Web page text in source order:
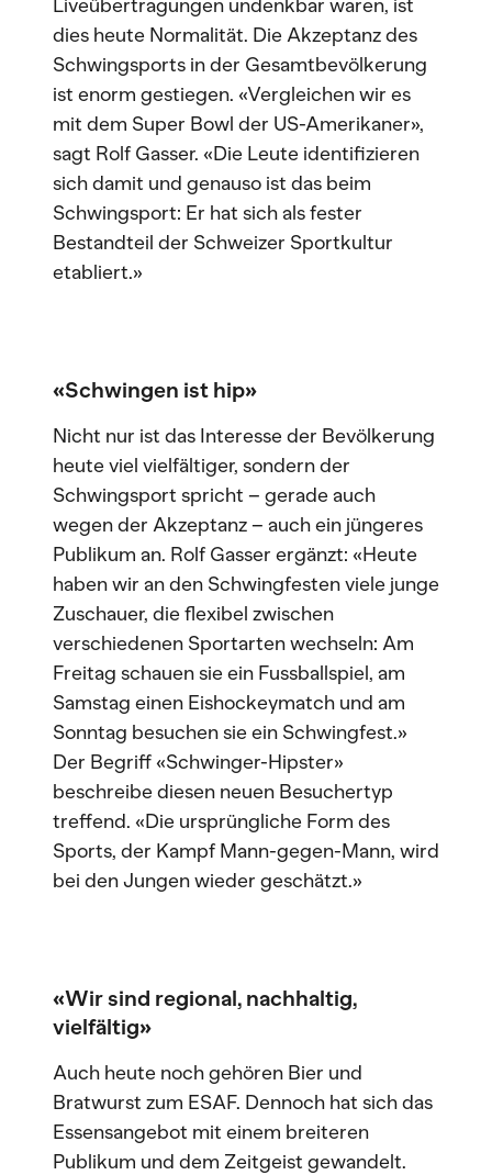
Liveübertragungen undenkbar waren, ist
dies heute Normalität. Die Akzeptanz des
Schwingsports in der Gesamtbevölkerung
ist enorm gestiegen. «Vergleichen wir es
mit dem Super Bowl der US-Amerikaner»,
sagt Rolf Gasser. «Die Leute identifizieren
sich damit und genauso ist das beim
Schwingsport: Er hat sich als fester
Bestandteil der Schweizer Sportkultur
etabliert.»
«Schwingen ist hip»
Nicht nur ist das Interesse der Bevölkerung
heute viel vielfältiger, sondern der
Schwingsport spricht – gerade auch
wegen der Akzeptanz – auch ein jüngeres
Publikum an. Rolf Gasser ergänzt: «Heute
haben wir an den Schwingfesten viele junge
Zuschauer, die flexibel zwischen
verschiedenen Sportarten wechseln: Am
Freitag schauen sie ein Fussballspiel, am
Samstag einen Eishockeymatch und am
Sonntag besuchen sie ein Schwingfest.»
Der Begriff «Schwinger-Hipster»
beschreibe diesen neuen Besuchertyp
treffend. «Die ursprüngliche Form des
Sports, der Kampf Mann-gegen-Mann, wird
bei den Jungen wieder geschätzt.»
«Wir sind regional, nachhaltig,
vielfältig»
Auch heute noch gehören Bier und
Bratwurst zum ESAF. Dennoch hat sich das
Essensangebot mit einem breiteren
Publikum und dem Zeitgeist gewandelt.